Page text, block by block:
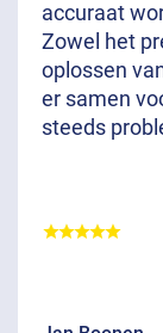
accuraat
Zowel het
oplossen
er samen
steeds